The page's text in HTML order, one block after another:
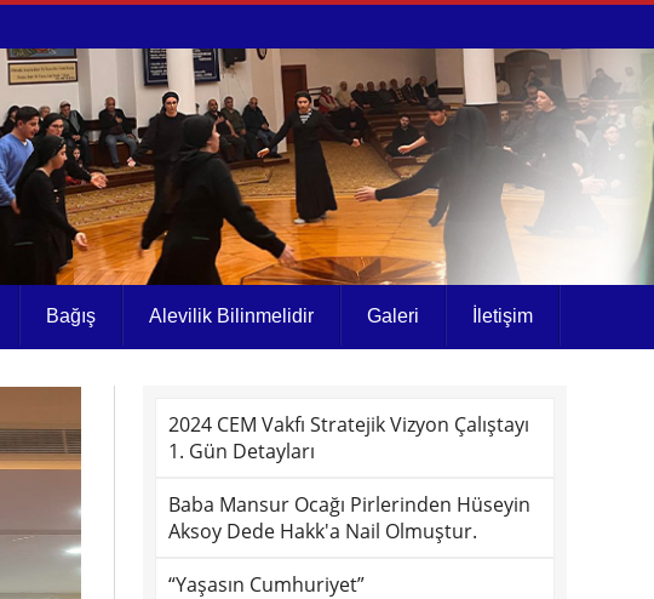
Bağış Alevilik Bilinmelidir Galeri İletişim
2024 CEM Vakfı Stratejik Vizyon Çalıştayı
1. Gün Detayları
Baba Mansur Ocağı Pirlerinden Hüseyin
Aksoy Dede Hakk'a Nail Olmuştur.
“Yaşasın Cumhuriyet”